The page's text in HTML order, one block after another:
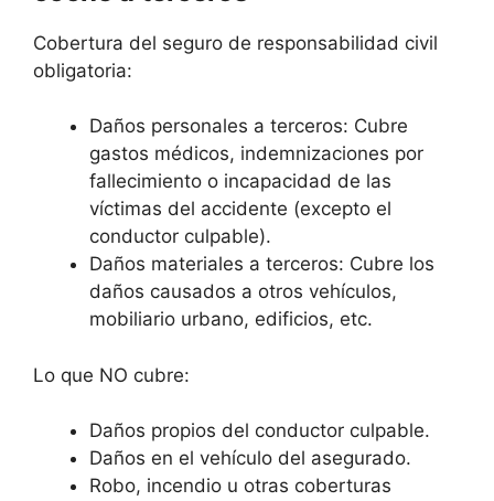
Cobertura del seguro de responsabilidad civil
obligatoria:
Daños personales a terceros: Cubre
gastos médicos, indemnizaciones por
fallecimiento o incapacidad de las
víctimas del accidente (excepto el
conductor culpable).
Daños materiales a terceros: Cubre los
daños causados a otros vehículos,
mobiliario urbano, edificios, etc.
Lo que NO cubre:
Daños propios del conductor culpable.
Daños en el vehículo del asegurado.
Robo, incendio u otras coberturas